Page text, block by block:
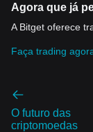
Agora que já
A Bitget oferece
Faça trading
O futuro das
criptomoedas